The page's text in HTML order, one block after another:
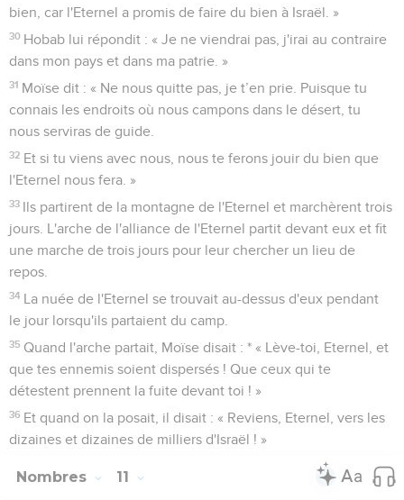
bien, car l'Eternel a promis de faire du bien à Israël. »
30 Hobab lui répondit : « Je ne viendrai pas, j'irai au contraire
dans mon pays et dans ma patrie. »
31 Moïse dit : « Ne nous quitte pas, je t’en prie. Puisque tu
connais les endroits où nous campons dans le désert, tu
nous serviras de guide.
32 Et si tu viens avec nous, nous te ferons jouir du bien que
l'Eternel nous fera. »
33 Ils partirent de la montagne de l'Eternel et marchèrent trois
jours. L'arche de l'alliance de l'Eternel partit devant eux et fit
une marche de trois jours pour leur chercher un lieu de
repos.
34 La nuée de l'Eternel se trouvait au-dessus d'eux pendant
le jour lorsqu'ils partaient du camp.
35 Quand l'arche partait, Moïse disait : * « Lève-toi, Eternel, et
que tes ennemis soient dispersés ! Que ceux qui te
détestent prennent la fuite devant toi ! »
36 Et quand on la posait, il disait : « Reviens, Eternel, vers les
dizaines et dizaines de milliers d'Israël ! »
Nombres 11